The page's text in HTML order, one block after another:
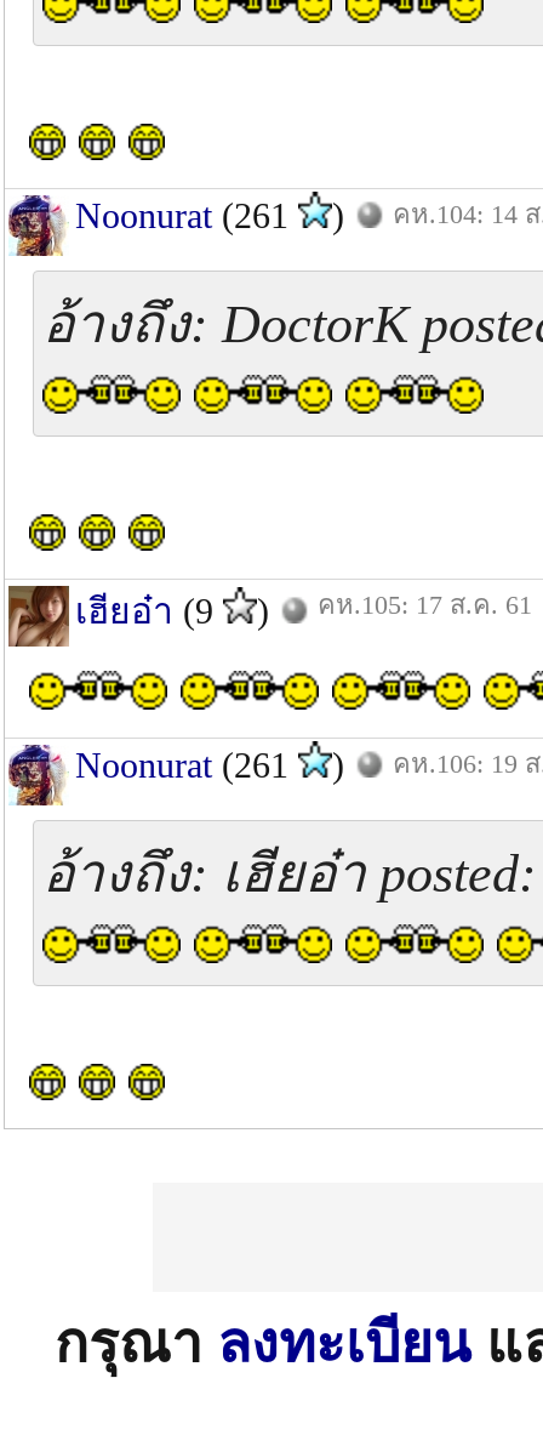
Noonurat(261 ) คห.104: 14
อ้างถึง: DoctorK
เฮียอ๋า (9 ) คห.105: 17 ส.ค. 61
Noonurat(261 ) คห.106: 19
อ้างถึง: เฮียอ๋า
กรุณา ลงทะเบียนแ